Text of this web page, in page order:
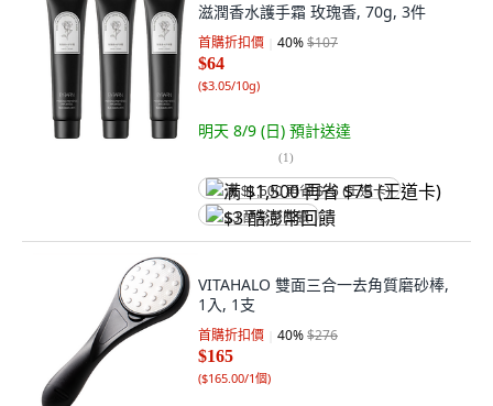
滋潤香水護手霜 玫瑰香, 70g, 3件
首購折扣價 40%$107
$64
($3.05/10g)
明天 8/9 (日) 預計送達
(1)
满 $1,500 再省 $75 (王道卡)
$3 酷澎幣回饋
VITAHALO 雙面三合一去角質磨砂棒,
1入, 1支
首購折扣價 40%$276
$165
($165.00/1個)